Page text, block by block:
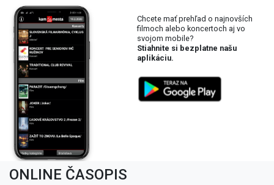
Chcete mať prehľad o najnovších
filmoch alebo koncertoch aj vo
svojom mobile?
Stiahnite si bezplatne našu
aplikáciu.
ONLINE ČASOPIS